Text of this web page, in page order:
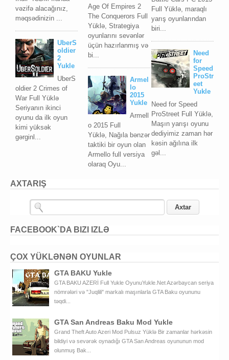
vəzifə alacağınız,
məqsədinizin ...
UberS
oldier
2
Yukle
UberS
oldier 2 Crimes of
War Full Yüklə
Seriyanın ikinci
oyunu da ilk oyun
kimi yüksək
gərginl...
Full Yüklə, maraqlı
yarış oyunlarından
biri...
Need
for
Speed
ProStr
eet
Yukle
Need for Speed
ProStreet Full Yüklə,
Maşın yarışı oyunu
dediyimiz zaman hər
kəsin ağılına ilk
gəl...
Age Of Empires 2
The Conquerors Full
Yüklə, Strategiya
oyunlarını sevənlər
üçün hazırlanmış və
bi...
Armel
lo
2015
Yukle
Armell
o 2015 Full
Yüklə, Nağıla bənzər
taktiki bir oyun olan
Armello full versiya
olaraq Oyu...
AXTARIŞ
FACEBOOK`DA BIZI IZLƏ
ÇOX YÜKLƏNƏN OYUNLAR
GTA BAKU Yukle
GTA BAKU AZERİ Full Yukle OyunuYukle.Net Azərbaycan seriya
nömrələri və "Juqlili" markalı maşınlarla GTA Baku oyununu
təqdi...
GTA San Andreas Baku Mod Yukle
Grand Theft Auto Azeri Mod Pulsuz Yüklə Bir zamanlar hərkəsin
bildiyi və sevərək oynadığı GTA San Andreas oyununun mod
olunmuş Bak...